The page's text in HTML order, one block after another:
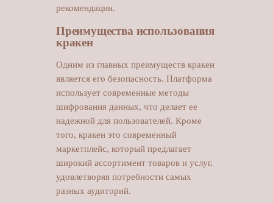
рекомендации.
Преимущества использования
кракен
Одним из главных преимуществ кракен
является его безопасность. Платформа
использует современные методы
шифрования данных, что делает ее
надежной для пользователей. Кроме
того, кракен это современный
маркетплейс, который предлагает
широкий ассортимент товаров и услуг,
удовлетворяя потребности самых
разных аудиторий.